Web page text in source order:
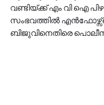
വണ്ടിയ്ക്ക് എം വി ഐ
സംഭവത്തിൽ
ബിജുവിനെതിരെ